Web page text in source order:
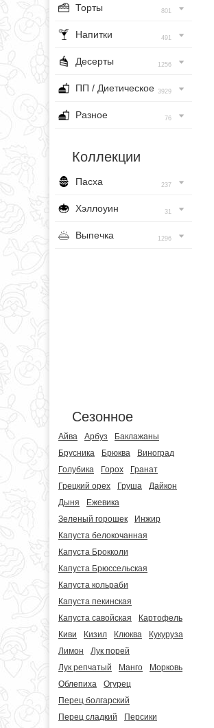
Торты 801
Напитки 491
Десерты 1256
ПП / Диетическое 3929
Разное 76
Коллекции
Пасха 237
Хэллоуин 31
Выпечка 1296
Сезонное
Айва Арбуз
Баклажаны
Брусника
Брюква
Виноград
Голубика
Горох
Гранат
Грецкий орех
Груша
Дайкон
Дыня
Ежевика
Зеленый горошек
Инжир
Капуста белокочанная
Капуста Брокколи
Капуста Брюссельская
Капуста кольраби
Капуста пекинская
Капуста савойская
Картофель
Киви
Кизил Клюква
Кукуруза
Лимон
Лук порей
Лук репчатый
Манго
Морковь
Облепиха
Огурец
Перец болгарский
Перец сладкий
Персики